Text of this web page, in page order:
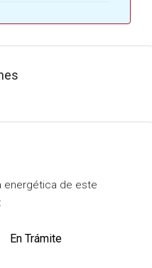
energética de este
En Trámite